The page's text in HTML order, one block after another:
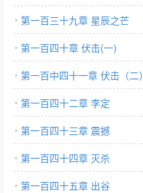
第一百三十九章 星辰之芒
第一百四十章 伏击(一)
第一百中四十一章 伏击（二）
第一百四十二章 李定
第一百四十三章 震撼
第一百四十四章 灭杀
第一百四十五章 出谷